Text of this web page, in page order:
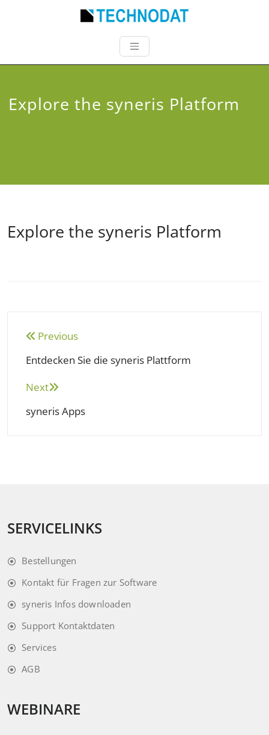
Explore the syneris Platform
Explore the syneris Platform
Beitragsnavigation
Previous
Entdecken Sie die syneris Plattform
Next
syneris Apps
SERVICELINKS
Bestellungen
Kontakt für Fragen zur Software
syneris Infos downloaden
Support Kontaktdaten
Services
AGB
WEBINARE